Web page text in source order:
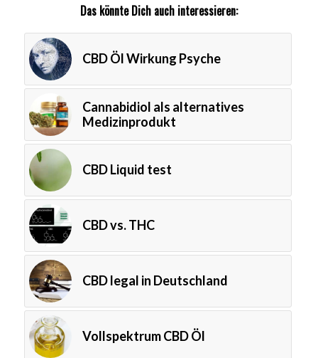
Das könnte Dich auch interessieren:
CBD Öl Wirkung Psyche
Cannabidiol als alternatives
Medizinprodukt
CBD Liquid test
CBD vs. THC
CBD legal in Deutschland
Vollspektrum CBD Öl